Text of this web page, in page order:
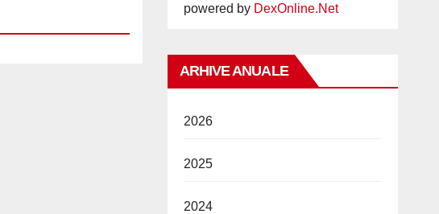
powered by DexOnline.Net
ARHIVE ANUALE
2026
2025
2024